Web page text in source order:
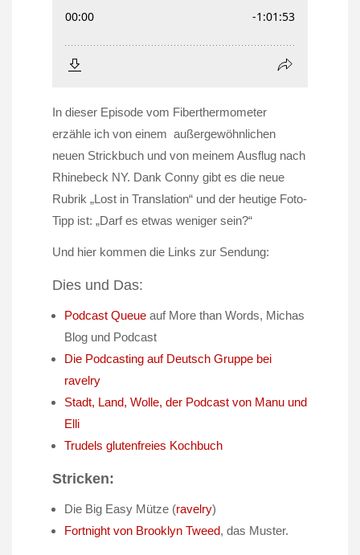
In dieser Episode vom Fiberthermometer
erzähle ich von einem außergewöhnlichen
neuen Strickbuch und von meinem Ausflug nach
Rhinebeck NY. Dank Conny gibt es die neue
Rubrik „Lost in Translation“ und der heutige Foto-
Tipp ist: „Darf es etwas weniger sein?“
Und hier kommen die Links zur Sendung:
Dies und Das:
Podcast Queue auf More than Words, Michas
Blog und Podcast
Die Podcasting auf Deutsch Gruppe bei
ravelry
Stadt, Land, Wolle, der Podcast von Manu und
Elli
Trudels glutenfreies Kochbuch
Stricken:
Die Big Easy Mütze (ravelry)
Fortnight von Brooklyn Tweed, das Muster.